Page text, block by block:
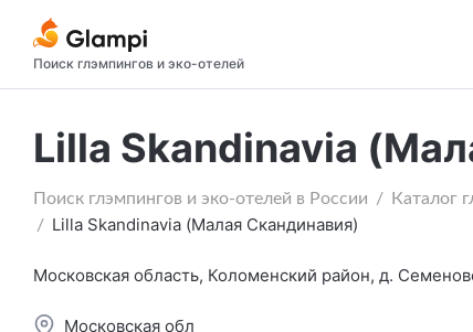
Поиск глэмпингов и эко-отелей
Lilla Skandinavia
Поиск глэмпингов и эко-отелей в России Каталог
Lilla Skandinavia (Малая Скандинавия)
Московская область, Коломенский район, д.
Московская обл